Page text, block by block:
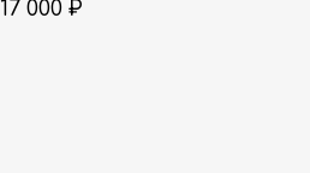
17 000 ₽